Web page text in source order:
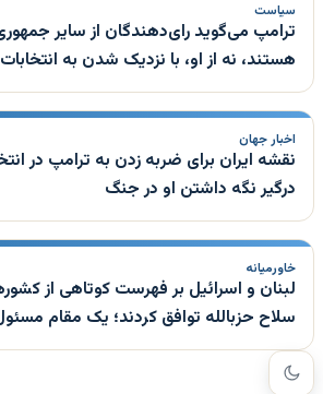
سیاست
ترامپ می‌گوید رای‌دهندگان از سایر
هستند، نه از او، با نزدیک شدن به
اخبار جهان
نقشه ایران برای ضربه زدن به ترامپ در
درگیر نگه داشتن او در جنگ
خاورمیانه
لبنان و اسرائیل بر فهرست کوتاهی از
سلاح حزبالله توافق کردند؛ یک مقام